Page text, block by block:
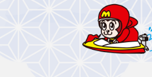
フォトギャラリー
横断幕について
パ
ギャンブル依存症関連